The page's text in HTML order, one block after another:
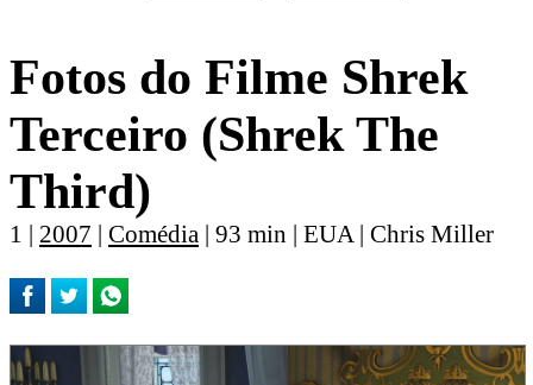
Fotos do Filme Shrek
Terceiro (Shrek The
Third)
1 | 2007 | Comédia | 93 min | EUA | Chris Miller